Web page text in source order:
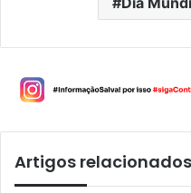
Artigos relacionados